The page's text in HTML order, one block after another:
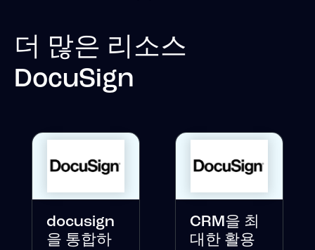
더 많은 리소스
DocuSign
docusign
을 통합하
CRM을 최
대한 활용